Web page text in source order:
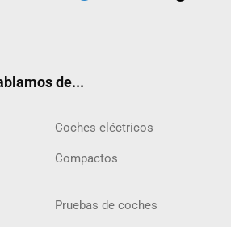
de...
Coches eléctricos
Compactos
Pruebas de coches